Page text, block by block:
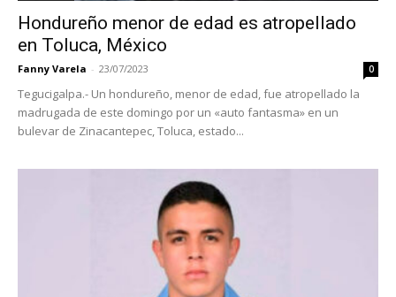
Hondureño menor de edad es atropellado
en Toluca, México
Fanny Varela - 23/07/2023 0
Tegucigalpa.- Un hondureño, menor de edad, fue atropellado la
madrugada de este domingo por un «auto fantasma» en un
bulevar de Zinacantepec, Toluca, estado...